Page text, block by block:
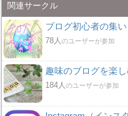
関連サークル
ブログ初心者の集い
78人のユーザーが参加
趣味のブログを楽
184人のユーザーが参加